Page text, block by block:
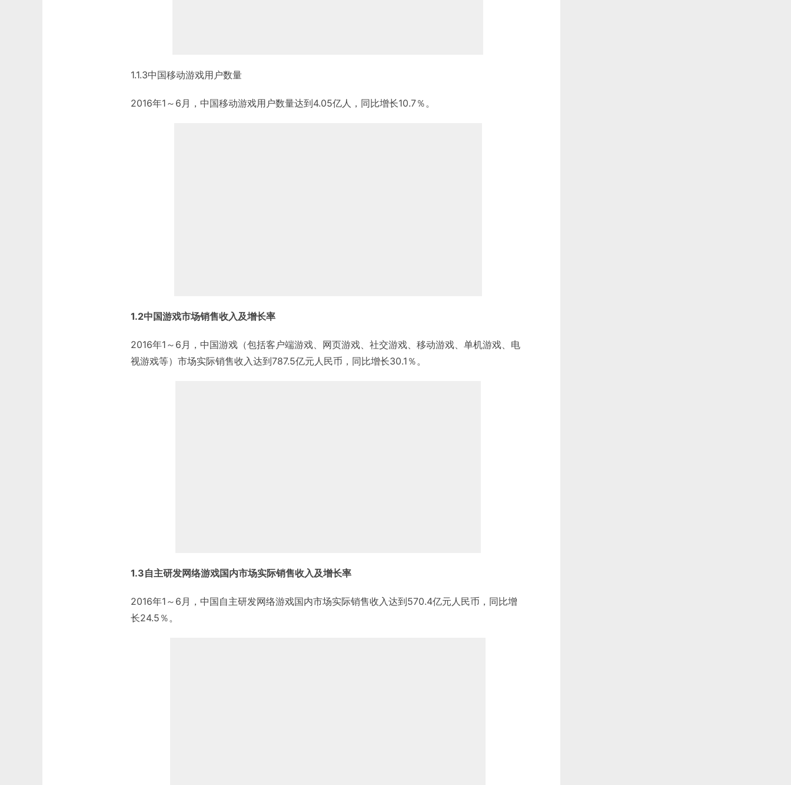
1.1.3中国移动游戏用户数量
2016年1～6月，中国移动游戏用户数量达到4.05亿人，同比增长10.7％。
1.2中国游戏市场销售收入及增长率
2016年1～6月，中国游戏（包括客户端游戏、网页游戏、社交游戏、移动游戏、单机游戏、电
视游戏等）市场实际销售收入达到787.5亿元人民币，同比增长30.1％。
1.3自主研发网络游戏国内市场实际销售收入及增长率
2016年1～6月，中国自主研发网络游戏国内市场实际销售收入达到570.4亿元人民币，同比增
长24.5％。